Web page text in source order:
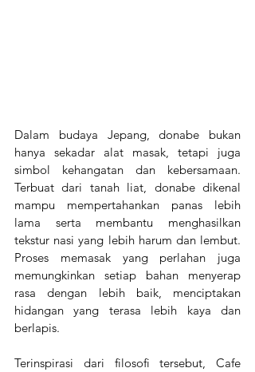
Dalam budaya Jepang, donabe bukan
hanya sekadar alat masak, tetapi juga
simbol kehangatan dan kebersamaan.
Terbuat dari tanah liat, donabe dikenal
mampu mempertahankan panas lebih
lama serta membantu menghasilkan
tekstur nasi yang lebih harum dan lembut.
Proses memasak yang perlahan juga
memungkinkan setiap bahan menyerap
rasa dengan lebih baik, menciptakan
hidangan yang terasa lebih kaya dan
berlapis.
Terinspirasi dari filosofi tersebut, Cafe